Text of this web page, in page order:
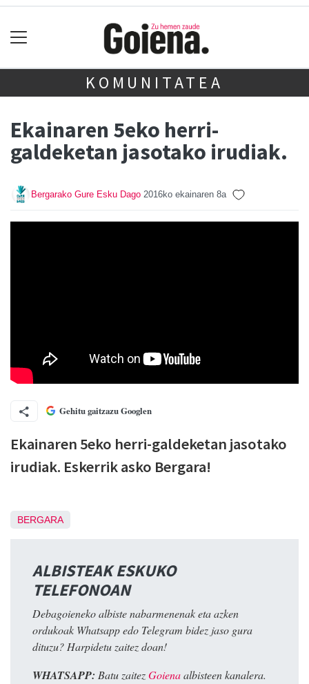
KOMUNITATEA
Ekainaren 5eko herri-
galdeketan jasotako irudiak.
Bergarako Gure Esku Dago 2016ko ekainaren 8a
Gehitu gaitzazu Googlen
Ekainaren 5eko herri-galdeketan jasotako
irudiak. Eskerrik asko Bergara!
BERGARA
ALBISTEAK ESKUKO
TELEFONOAN
Debagoieneko albiste nabarmenenak eta azken
ordukoak Whatsapp edo Telegram bidez jaso gura
dituzu? Harpidetu zaitez doan!
WHATSAPP: Batu zaitezGoienaalbisteen kanalera.